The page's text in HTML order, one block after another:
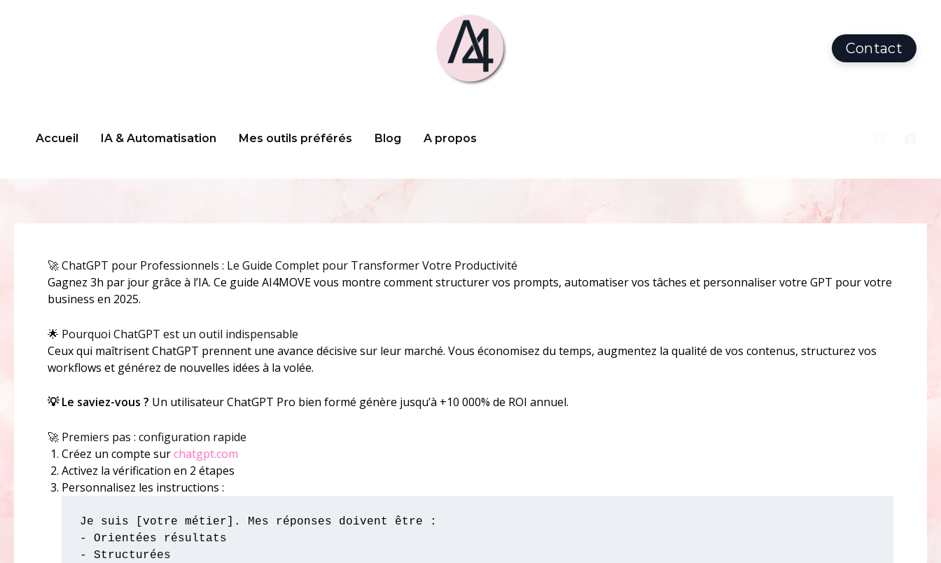
Contact
Accueil IA & Automatisation Mes outils préférés Blog A propos
🚀 ChatGPT pour Professionnels : Le Guide Complet pour Transformer Votre Productivité
Gagnez 3h par jour grâce à l’IA. Ce guide AI4MOVE vous montre comment structurer vos prompts, automatiser vos tâches et personnaliser votre GPT pour votre
business en 2025.
🌟 Pourquoi ChatGPT est un outil indispensable
Ceux qui maîtrisent ChatGPT prennent une avance décisive sur leur marché. Vous économisez du temps, augmentez la qualité de vos contenus, structurez vos
workflows et générez de nouvelles idées à la volée.
💡 Le saviez-vous ? Un utilisateur ChatGPT Pro bien formé génère jusqu’à +10 000% de ROI annuel.
🚀 Premiers pas : configuration rapide
Créez un compte surchatgpt.com
Activez la vérification en 2 étapes
Personnalisez les instructions :
Je suis [votre métier]. Mes réponses doivent être :
- Orientées résultats
- Structurées